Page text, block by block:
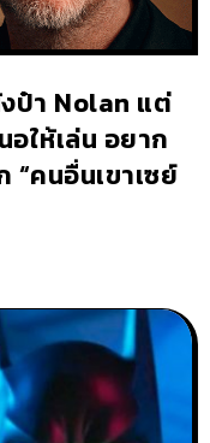
ป๋า Nolan แต่
ให้เล่น อยาก
“คนอื่นเขาเซย์